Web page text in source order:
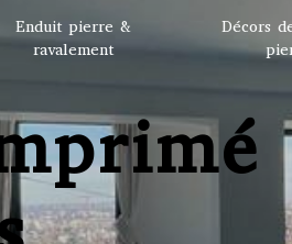
Enduit pierre &
ravalement
Décors